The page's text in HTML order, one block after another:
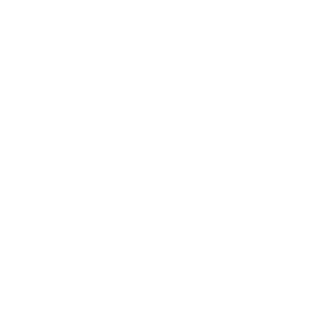
La película trata la
es acusado